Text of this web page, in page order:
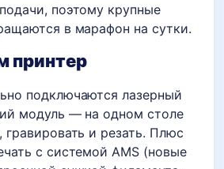
поэтому крупные
в марафон на сутки.
принтер
подключаются лазерный
модуль — на одном столе
гравировать и резать. Плюс
с системой AMS (новые